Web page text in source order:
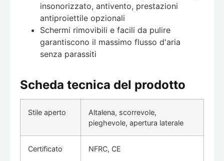
insonorizzato, antivento, prestazioni
antiproiettile opzionali
Schermi rimovibili e facili da pulire
garantiscono il massimo flusso d'aria
senza parassiti
Scheda tecnica del prodotto
Stile aperto
Altalena, scorrevole,
pieghevole, apertura laterale
Certificato NFRC, CE